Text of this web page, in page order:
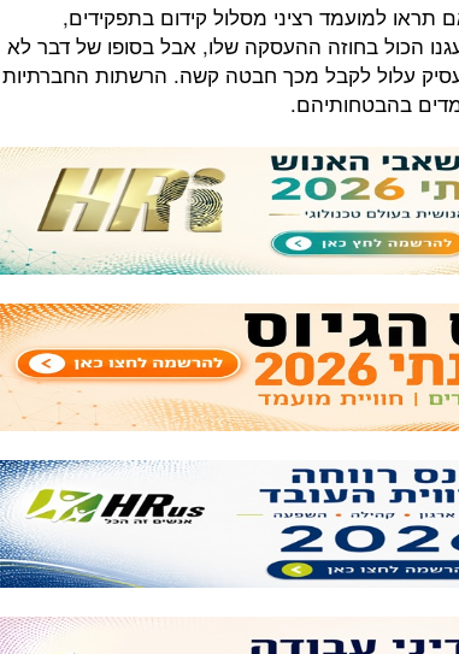
תראו למועמד רציני מסלול קידום בתפקידים,
הכול בחוזה ההעסקה שלו, אבל בסופו של דבר לא
עלול לקבל מכך חבטה קשה. הרשתות החברתיות
בהבטחותיהם.